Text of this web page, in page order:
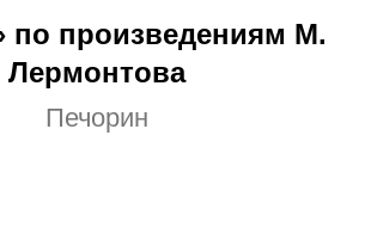
по произведениям М.
Лермонтова
Печорин